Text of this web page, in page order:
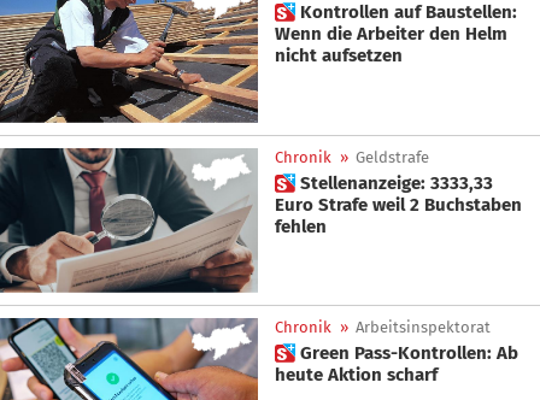
 Kontrollen auf Baustellen:
Wenn die Arbeiter den Helm
nicht aufsetzen
Chronik » Geldstrafe
 Stellenanzeige: 3333,33
Euro Strafe weil 2 Buchstaben
fehlen
Chronik » Arbeitsinspektorat
 Green Pass-Kontrollen: Ab
heute Aktion scharf